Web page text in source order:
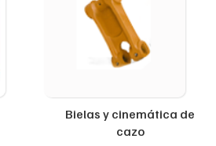
Bielas y cinemática de
cazo